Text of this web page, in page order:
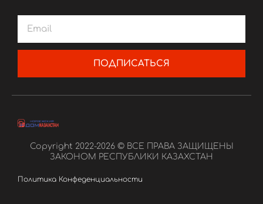
ПОДПИСАТЬСЯ
Copyright 2022-2026 © ВСЕ ПРАВА ЗАЩИЩЕНЫ
ЗАКОНОМ РЕСПУБЛИКИ КАЗАХСТАН
Политика Конфеденциальности